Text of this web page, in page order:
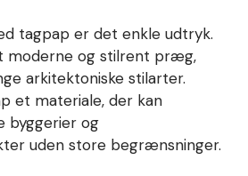
tagpap er det enkle udtryk.
moderne og stilrent præg,
arkitektoniske stilarter.
et materiale, der kan
byggerier og
uden store begrænsninger.